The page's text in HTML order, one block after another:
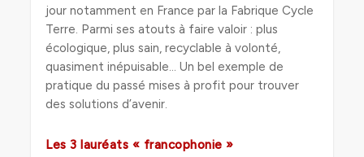
jour notamment en France par la Fabrique Cycle
Terre. Parmi ses atouts à faire valoir : plus
écologique, plus sain, recyclable à volonté,
quasiment inépuisable… Un bel exemple de
pratique du passé mises à profit pour trouver
des solutions d’avenir.
Les 3 lauréats « francophonie »